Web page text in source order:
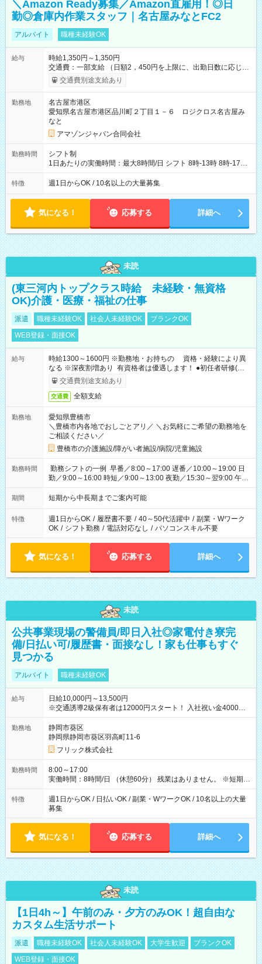
＼Amazon Ready募集／Amazon直雇用！◎日
勤◎倉庫内作業スタッフ｜名古屋みなとFC2
アルバイト 職種未経験OK
給与
時給1,350円～1,350円
交通費：一部支給 （日額2，450円を上限に、出勤日数に応じて
実費支給） ※22:00～翌5:00までは時給25%UP！ ■給与前払い
制度あり ※前払い額の上限あり、手数料無料（Amazon負担）
交通費別途支給あり
勤務地
名古屋市港区
愛知県名古屋市港区品川町２丁目１－６ ロジクロス名古屋み
なと
アマゾンジャパン合同会社
勤務時間
シフト制
1日あたりの実働時間：最大8時間/日 シフト 8時-13時 8時-17時
12時-21時 17時-21時
特徴 週1日からOK / 10名以上の大量募集
気になる！ 応募する 詳細へ
未読
(東三河内トップクラス時給 未経験・無資格
OK)介護・医療・福祉の仕事
派遣 職種未経験OK 社会人未経験OK
ブランクOK
WEB登録・面接OK
給与
時給1300～1600円 ※勤務地・お持ちの 資格・経験により異
なる ※深夜割増あり 有資格者は優遇します！ ●初任者研修(ヘル
パー2級) ：時給1400円以上 ●看護師 ：時給2000円以上
交通費別途支給あり
交通費 全額支給
勤務地
愛知県豊橋市
＼豊橋市内各地でおしごとアリ／ ＼お気軽にご希望の勤務地を
ご相談ください／
豊橋市の介護施設/障がい者施設/病院/児童施設
勤務時間
勤務シフトの一例 早番／8:00～17:00 遅番／10:00～19:00 日
勤／9:00～16:00 時短／9:00～13:00 夜勤／15:30～翌9:00 午後
勤務／12:00～21:00
期間 短期から中長期までご案内可能
特徴 週1日からOK / 履歴書不要 / 40～50代活躍中 / 副業・Wワーク
OK / シフト勤務 / 電話対応なし / パソコンスキル不要
気になる！ 応募する 詳細へ
未読
公共事業現場の警備員/即日入社◎家電付き寮完
備/日払い可/履歴書・面接なし！家も仕事もすぐ
見つかる
アルバイト 職種未経験OK
給与
日給10,000円～13,500円
※交通誘導2級保有者は12000円スタート！ 入社祝い金4000円
【試用期間】試用期間なし
勤務地
静岡市葵区
静岡県静岡市葵区羽高町11-6
フリック株式会社
勤務時間
8:00～17:00
実働時間：8時間/日 （休憩60分） 残業はありません。 ※短期の
募集は行っておりません。予めご了承くださいませ。
特徴
週1日からOK / 日払いOK / 副業・WワークOK / 10名以上の大量
募集
気になる！ 応募する 詳細へ
未読
【1日4h～】午前のみ・夕方のみOK！超自由な
カスタム生活サポート
派遣 職種未経験OK 社会人未経験OK 大学生歓迎
ブランクOK
WEB登録・面接OK